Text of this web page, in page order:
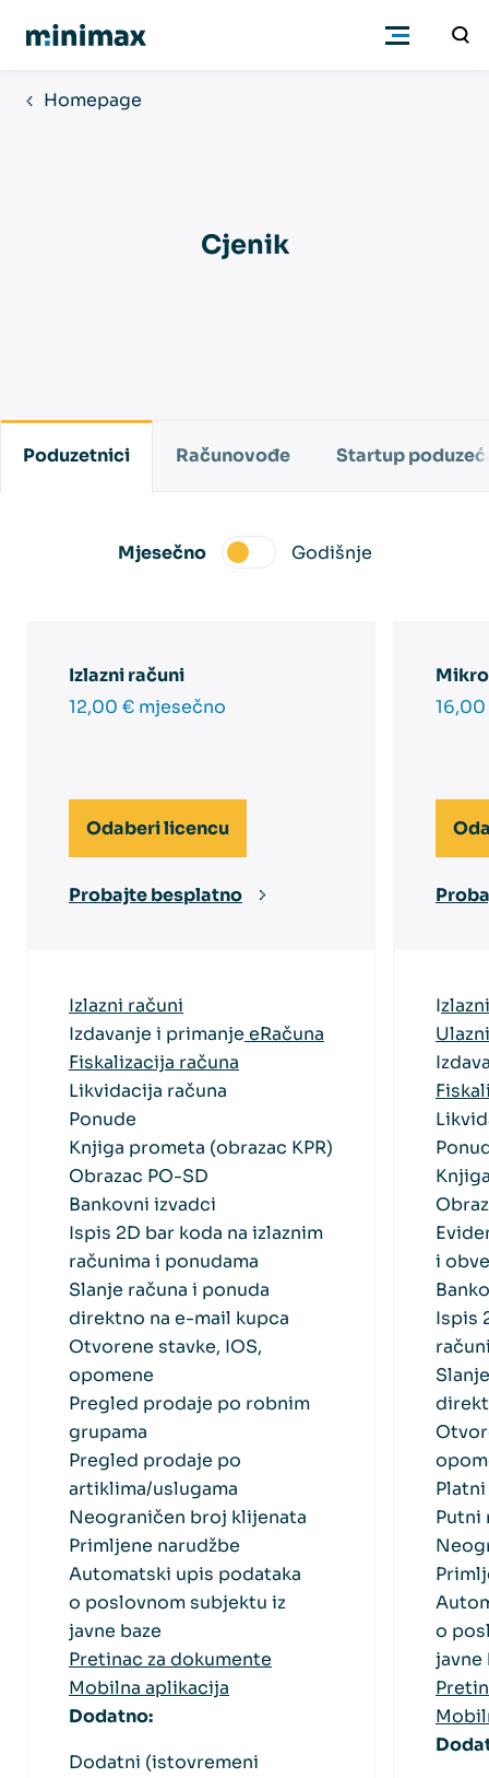
Znanje
Homepage
Cjenik
Poduzetnici Računovođe Startup
Mjesečno Godišnje
Izlazni računi
12,00 € mjesečno
Odaberi licencu
Probajte besplatno
Izlazni računi
Izdavanje i primanje eRačuna
Fiskalizacija računa
Likvidacija računa
Ponude
Knjiga prometa (obrazac KPR)
Obrazac PO-SD
Bankovni izvadci
Ispis 2D bar koda na izlaznim
računima i ponudama
Slanje računa i ponuda
direktno na e-mail kupca
Otvorene stavke, IOS,
opomene
Pregled prodaje po robnim
grupama
Pregled prodaje po
artiklima/uslugama
Neograničen broj klijenata
Primljene narudžbe
Automatski upis podataka
o poslovnom subjektu iz
javne baze
Pretinac za dokumente
Mobilna aplikacija
Dodatno:
Dodatni (istovremeni
I
i
Ispis
Putni
o
javne